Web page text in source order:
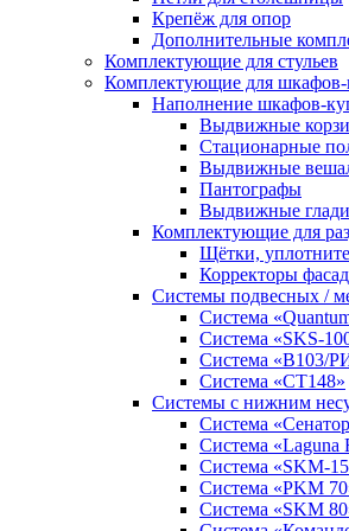
Крепёж для опор
Дополнительные
Комплектующие для стульев
Комплектующие для шкафов-
Наполнение шкафов-
Выдвижные
Стационарные
Выдвижные
Пантографы
Выдвижные
Комплектующие для
Щётки,
Корректоры
Системы подвесных /
Система
Система «SKS-
Система «B103/
Система «СТ148»
Системы с нижним
Система
Система «Laguna
Система «SKM-
Система «PKM
Система «SKM